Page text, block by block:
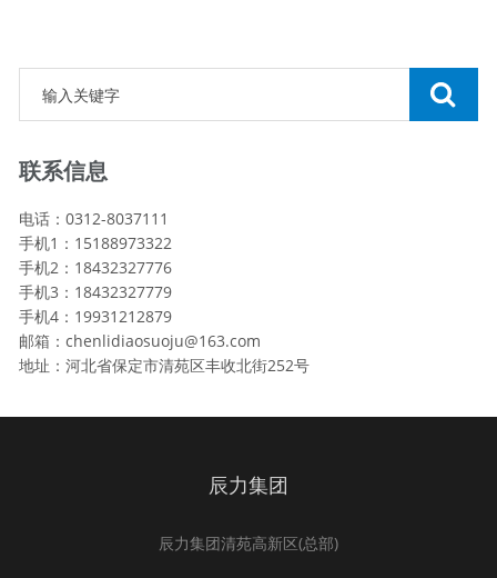
联系信息
电话：0312-8037111
手机1：15188973322
手机2：18432327776
手机3：18432327779
手机4：19931212879
邮箱：chenlidiaosuoju@163.com
地址：河北省保定市清苑区丰收北街252号
辰力集团
辰力集团清苑高新区(总部)